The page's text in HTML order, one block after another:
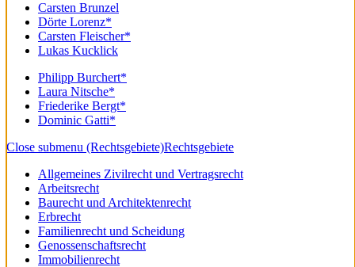
Carsten Brunzel
Dörte Lorenz*
Carsten Fleischer*
Lukas Kucklick
Philipp Burchert*
Laura Nitsche*
Friederike Bergt*
Dominic Gatti*
Close submenu (Rechtsgebiete)Rechtsgebiete
Allgemeines Zivilrecht und Vertragsrecht
Arbeitsrecht
Baurecht und Architektenrecht
Erbrecht
Familienrecht und Scheidung
Genossenschaftsrecht
Immobilienrecht